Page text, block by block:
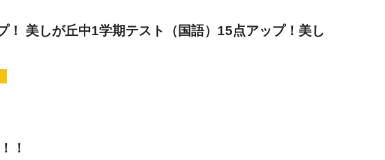
美しが丘中1学期テスト（国語）15点アップ！美し
！